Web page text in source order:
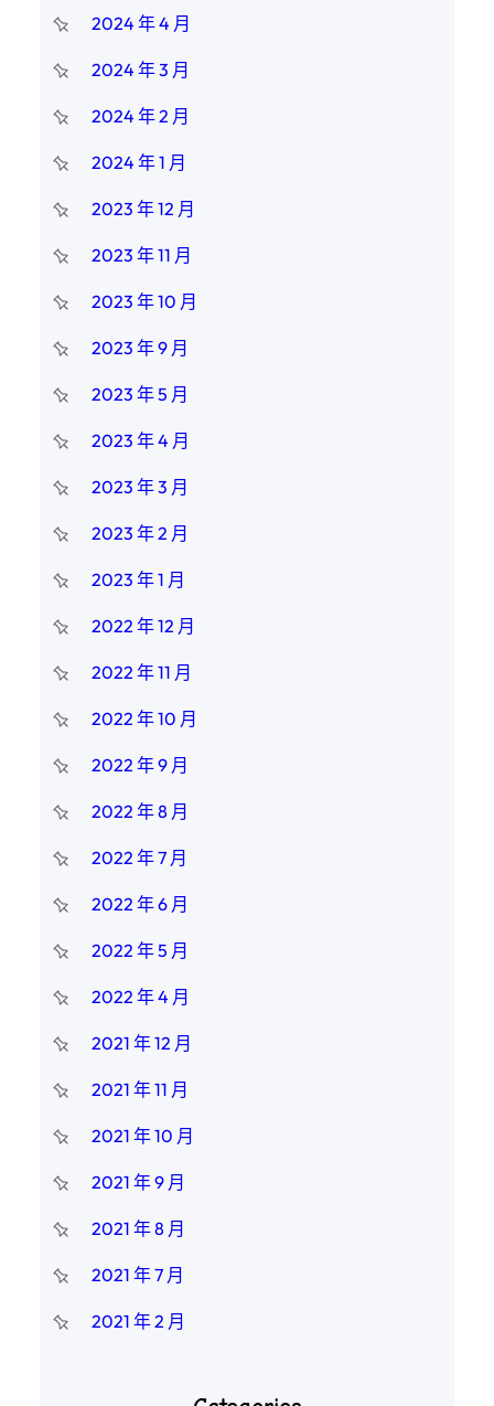
2024 年 4 月
2024 年 3 月
2024 年 2 月
2024 年 1 月
2023 年 12 月
2023 年 11 月
2023 年 10 月
2023 年 9 月
2023 年 5 月
2023 年 4 月
2023 年 3 月
2023 年 2 月
2023 年 1 月
2022 年 12 月
2022 年 11 月
2022 年 10 月
2022 年 9 月
2022 年 8 月
2022 年 7 月
2022 年 6 月
2022 年 5 月
2022 年 4 月
2021 年 12 月
2021 年 11 月
2021 年 10 月
2021 年 9 月
2021 年 8 月
2021 年 7 月
2021 年 2 月